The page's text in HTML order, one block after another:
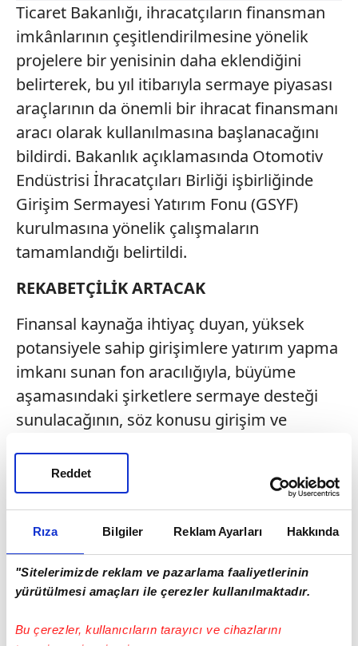
Rıza Bilgiler Reklam Ayarları Hakkında
"Sitelerimizde reklam ve pazarlama faaliyetlerinin
yürütülmesi amaçları ile çerezler kullanılmaktadır.
Bu çerezler, kullanıcıların tarayıcı ve cihazlarını
Reddet
Ticaret Bakanlığı, ihracatçıların finansman
imkânlarının çeşitlendirilmesine yönelik
projelere bir yenisinin daha eklendiğini
belirterek, bu yıl itibarıyla sermaye piyasası
araçlarının da önemli bir ihracat finansmanı
aracı olarak kullanılmasına başlanacağını
bildirdi. Bakanlık açıklamasında Otomotiv
Endüstrisi İhracatçıları Birliği işbirliğinde
Girişim Sermayesi Yatırım Fonu (GSYF)
kurulmasına yönelik çalışmaların
tamamlandığı belirtildi.
REKABETÇİLİK ARTACAK
Finansal kaynağa ihtiyaç duyan, yüksek
potansiyele sahip girişimlere yatırım yapma
imkanı sunan fon aracılığıyla, büyüme
aşamasındaki şirketlere sermaye desteği
sunulacağının, söz konusu girişim ve
bulunulacağının anlatıldığı açıklamada, yeni
finansman modeliyle ihracat için potansiyel
arz eden girişimlerin finansal olarak
destekleneceği kaydedildi. Oluşturulacak
finansman kaynağıyla, öncelikle otomotiv
sektöründe yaşanan köklü değişim
etkin şekilde artırılmasının amaçlandığı